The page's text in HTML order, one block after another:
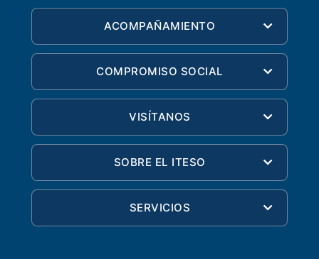
ACOMPAÑAMIENTO
COMPROMISO SOCIAL
VISÍTANOS
SOBRE EL ITESO
SERVICIOS